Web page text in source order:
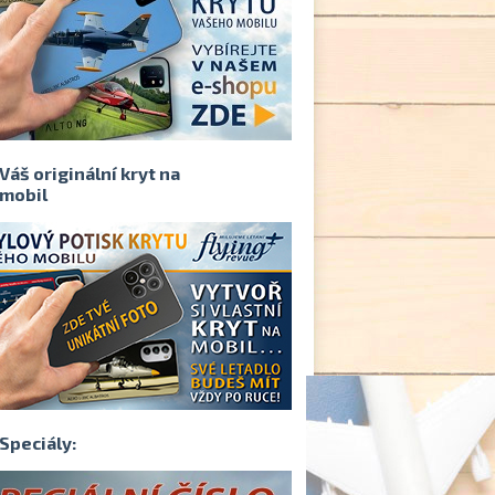
Váš originální kryt na
mobil
Speciály: